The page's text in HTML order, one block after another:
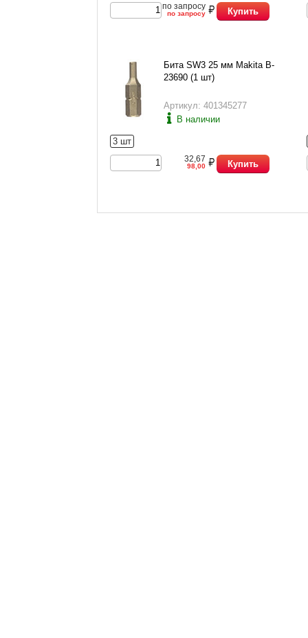
по запросу
по запросу Купить
Бита SW3 25 мм Makita B-
23690 (1 шт)
Артикул: 401345277
В наличии
3 шт
32,67
98,00 Купить